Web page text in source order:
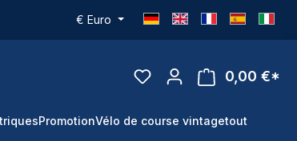
€ Euro
0,00 €*
PromotionVélo de course vintagetout